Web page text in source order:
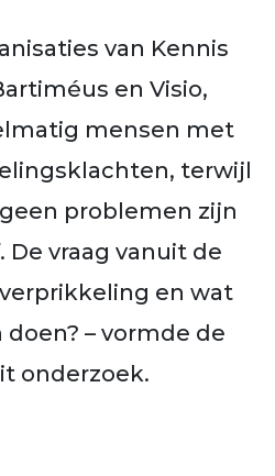
van Kennis
en Visio,
mensen met
terwijl
problemen zijn
vraag vanuit de
en wat
– vormde de
onderzoek.